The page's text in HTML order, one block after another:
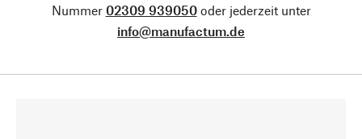
Nummer 02309 939050oder jederzeit unter
info@manufactum.de